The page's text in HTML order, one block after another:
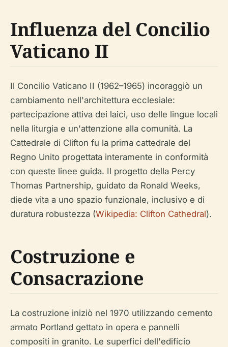
Influenza del Concilio
Vaticano II
Il Concilio Vaticano II (1962–1965) incoraggiò un
cambiamento nell'architettura ecclesiale:
partecipazione attiva dei laici, uso delle lingue locali
nella liturgia e un'attenzione alla comunità. La
Cattedrale di Clifton fu la prima cattedrale del
Regno Unito progettata interamente in conformità
con queste linee guida. Il progetto della Percy
Thomas Partnership, guidato da Ronald Weeks,
diede vita a uno spazio funzionale, inclusivo e di
duratura robustezza (Wikipedia: Clifton Cathedral).
Costruzione e
Consacrazione
La costruzione iniziò nel 1970 utilizzando cemento
armato Portland gettato in opera e pannelli
compositi in granito. Le superfici dell'edificio